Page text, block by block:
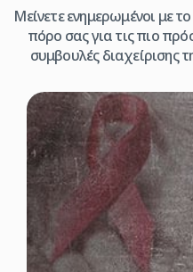
Μείνετε ενημερωμένοι με
πόρο σας για τις πιο
συμβουλές διαχείρισης